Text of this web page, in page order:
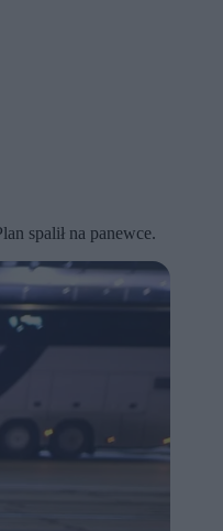
spalił na panewce.